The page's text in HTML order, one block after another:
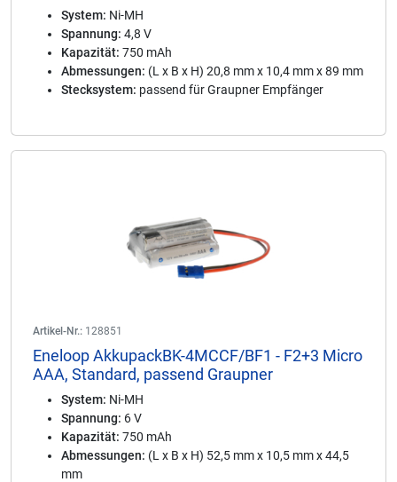
System: Ni-MH
Spannung: 4,8 V
Kapazität: 750 mAh
Abmessungen: (L x B x H) 20,8 mm x 10,4 mm x 89 mm
Stecksystem: passend für Graupner Empfänger
Artikel-Nr.: 128851
Eneloop AkkupackBK-4MCCF/BF1 - F2+3 Micro
AAA, Standard, passend Graupner
System: Ni-MH
Spannung: 6 V
Kapazität: 750 mAh
Abmessungen: (L x B x H) 52,5 mm x 10,5 mm x 44,5
mm